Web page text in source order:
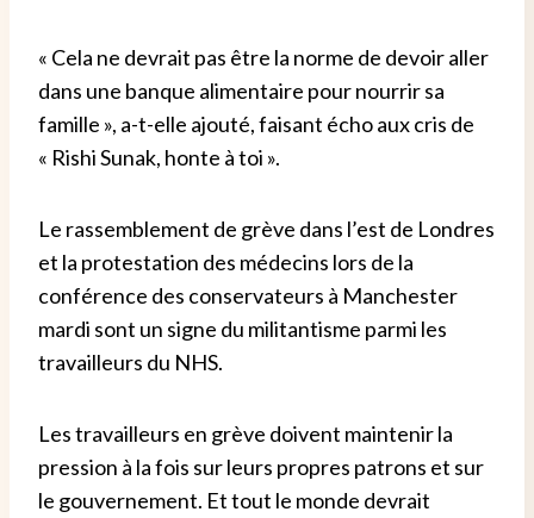
« Cela ne devrait pas être la norme de devoir aller
dans une banque alimentaire pour nourrir sa
famille », a-t-elle ajouté, faisant écho aux cris de
« Rishi Sunak, honte à toi ».
Le rassemblement de grève dans l’est de Londres
et la protestation des médecins lors de la
conférence des conservateurs à Manchester
mardi sont un signe du militantisme parmi les
travailleurs du NHS.
Les travailleurs en grève doivent maintenir la
pression à la fois sur leurs propres patrons et sur
le gouvernement. Et tout le monde devrait